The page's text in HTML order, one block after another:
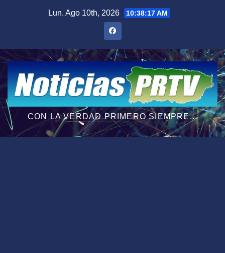
Lun. Ago 10th, 2026 10:38:18 AM
CON LA VERDAD PRIMERO SIEMPRE...